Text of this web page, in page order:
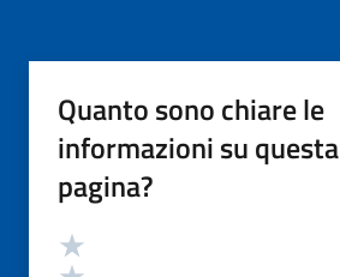
Quanto sono chiare le
informazioni su questa
pagina?
Valutazione